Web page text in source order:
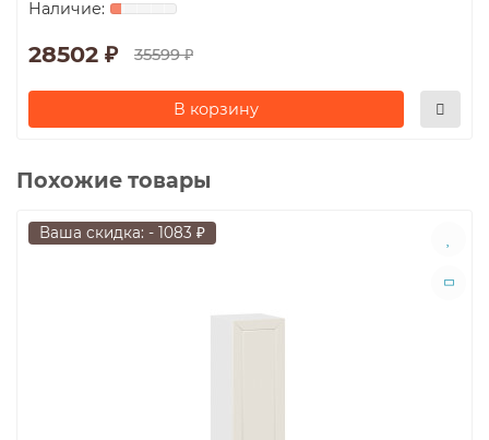
28502 ₽ 35599 ₽
В корзину
Похожие товары
Ваша скидка: - 1083 ₽